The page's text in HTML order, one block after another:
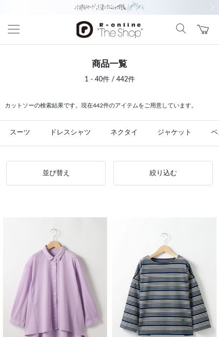
商品一覧
1 - 40件 / 442件
カットソーの検索結果です。現在442件のアイテムをご用意しています。
スーツ ドレスシャツ ネクタイ ジャケット
並び替え 絞り込む